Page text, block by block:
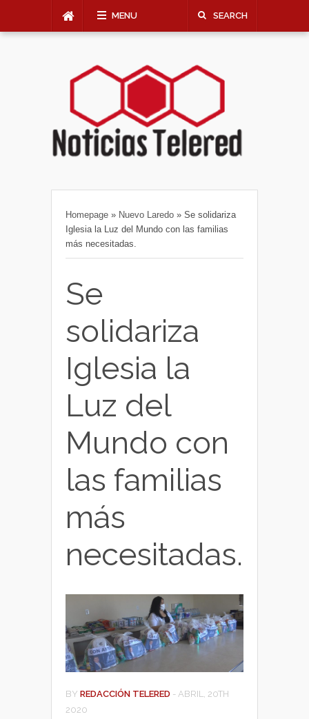
MENU SEARCH
Homepage » Nuevo Laredo » Se solidariza
Iglesia la Luz del Mundo con las familias
más necesitadas.
Se
solidariza
Iglesia la
Luz del
Mundo con
las familias
más
necesitadas.
BY REDACCIÓN TELERED - ABRIL, 20TH
2020